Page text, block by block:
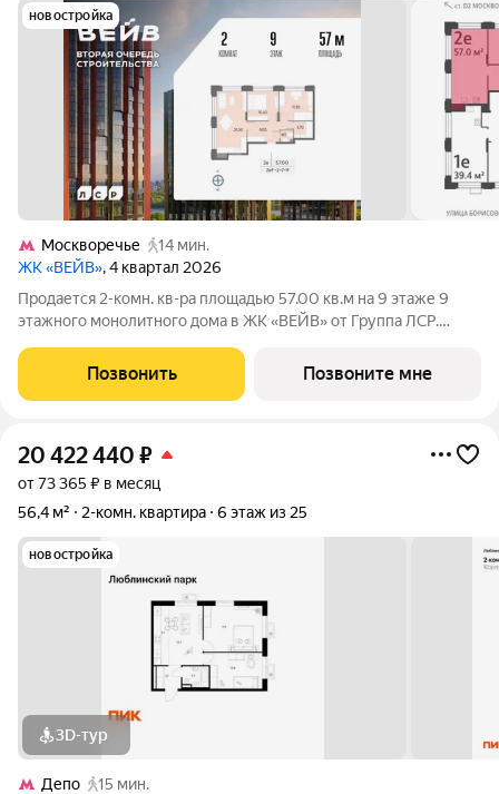
новостройка
Москворечье
14 мин.
ЖК «ВЕЙВ», 4 квартал 2026
Продается 2-комн. кв-ра площадью 57.00 кв.м на 9 этаже 9
этажного монолитного дома в ЖК «ВЕЙВ» от Группа ЛСР.
ансамбль из семи корпусов переменной этажности,
объединенных общим стилобатом, в
Позвонить Позвоните мне
20 422 440 ₽
от 73 365 ₽ в месяц
56,4 м²
2-комн. квартира 6 этаж из 25
новостройка
3D-тур
Депо
15 мин.